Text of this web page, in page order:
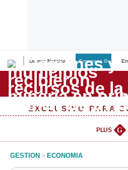
Últimas Noticias Empresas G
Lo último
Peru Quiosco
Management & Empleo
EXCLUSIVO PARA
PLUS G
GESTION > ECONOMIA